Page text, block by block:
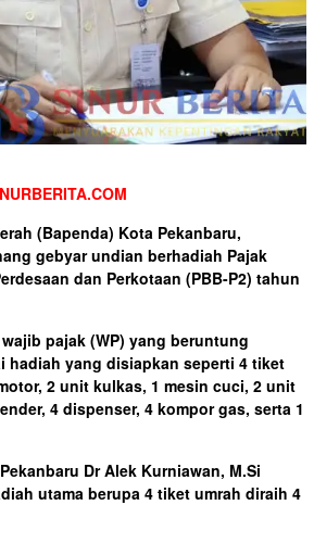
(Bapenda) Kota Pekanbaru,
gebyar undian berhadiah Pajak
dan Perkotaan (PBB-P2) tahun
pajak (WP) yang beruntung
hadiah yang disiapkan seperti 4 tiket
2 unit kulkas, 1 mesin cuci, 2 unit
4 dispenser, 4 kompor gas, serta 1
Dr Alek Kurniawan, M.Si
utama berupa 4 tiket umrah diraih 4